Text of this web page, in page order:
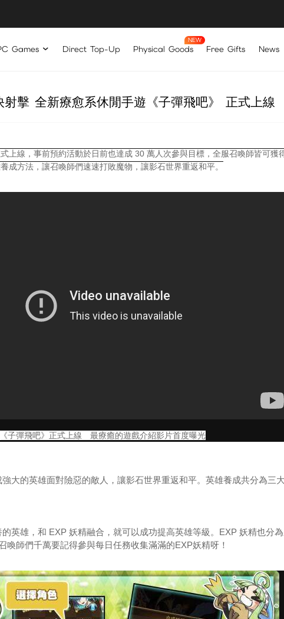
Games Direct Top-Up Physical Goods Free Gifts News
射擊 全新療愈系休閒手遊《子彈飛吧》 正式上線
上線，事前預約活動於日前也達成 30 萬人次參與目標，全服召喚師皆可
方法，讓召喚師們速速打敗魔物，讓影石世界重返和平。
《子彈飛吧》正式上線 最療癒的遊戲介紹影片首度曝光
的英雄面對險惡的敵人，讓影石世界重返和平。英雄養成共分為三
雄，和 EXP 妖精融合，就可以成功提高英雄等級。EXP 妖精也分
師們千萬要記得參與每日任務收集滿滿的EXP妖精呀！